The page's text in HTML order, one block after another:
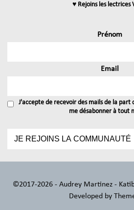
♥ Rejoins les lectrices
Prénom
Email
J'accepte de recevoir des mails de la part
me désabonner à tout
©2017-2026 - Audrey Martinez -
Developed by